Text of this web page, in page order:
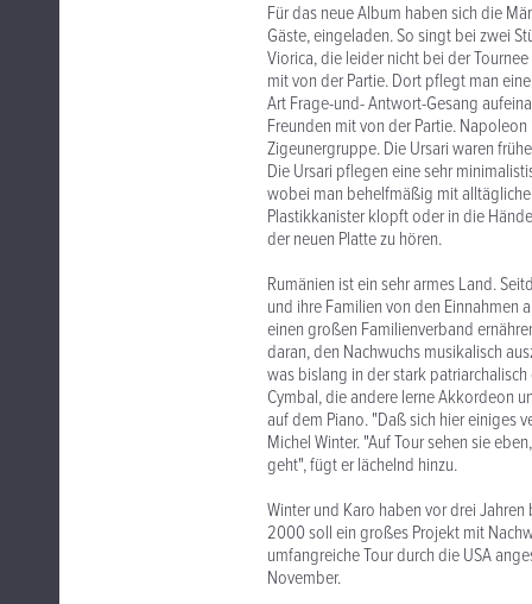
Für das neue Album haben sich die
Gäste, eingeladen. So singt bei zwei
Viorica, die leider nicht bei der
mit von der Partie. Dort pflegt man
Art Frage-und- Antwort-Gesang
Freunden mit von der Partie.
Zigeunergruppe. Die Ursari waren
Die Ursari pflegen eine sehr
wobei man behelfmäßig mit
Plastikkanister klopft oder in die
der neuen Platte zu hören.
Rumänien ist ein sehr armes Land.
und ihre Familien von den Einnahmen
einen großen Familienverband
daran, den Nachwuchs musikalisch
was bislang in der stark
Cymbal, die andere lerne Akkordeon
auf dem Piano. "Daß sich hier einiges
Michel Winter. "Auf Tour sehen sie
geht", fügt er lächelnd hinzu.
Winter und Karo haben vor drei
2000 soll ein großes Projekt mit
umfangreiche Tour durch die USA
November.